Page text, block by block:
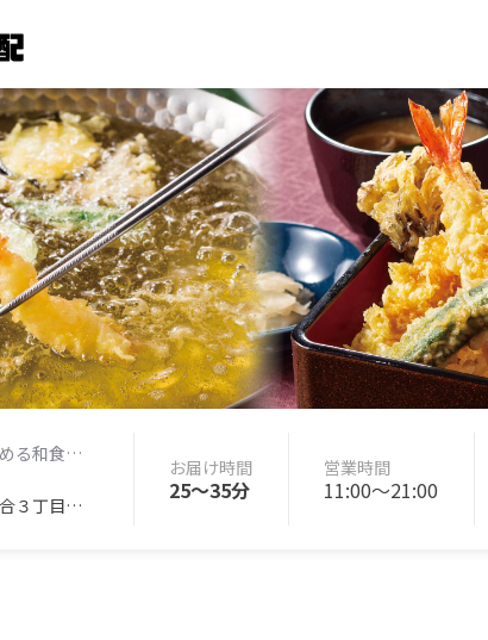
お手頃価格で楽しめる和食レストラン
東京都新宿区上落合３丁目８−２５
お届け時間
25〜35分
営業時間
11:00〜21:00